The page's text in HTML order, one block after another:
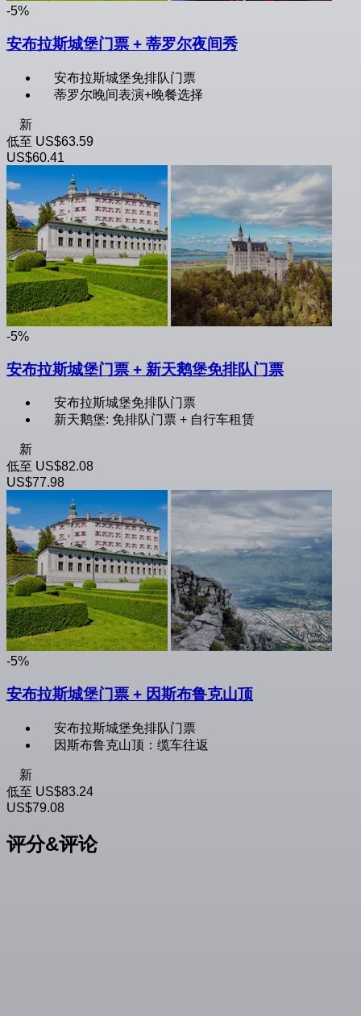
-5%
安布拉斯城堡门票 + 蒂罗尔夜间秀
安布拉斯城堡免排队门票
蒂罗尔晚间表演+晚餐选择
新
低至 US$63.59
US$60.41
-5%
安布拉斯城堡门票 + 新天鹅堡免排队门票
安布拉斯城堡免排队门票
新天鹅堡: 免排队门票 + 自行车租赁
新
低至 US$82.08
US$77.98
-5%
安布拉斯城堡门票 + 因斯布鲁克山顶
安布拉斯城堡免排队门票
因斯布鲁克山顶：缆车往返
新
低至 US$83.24
US$79.08
评分&评论